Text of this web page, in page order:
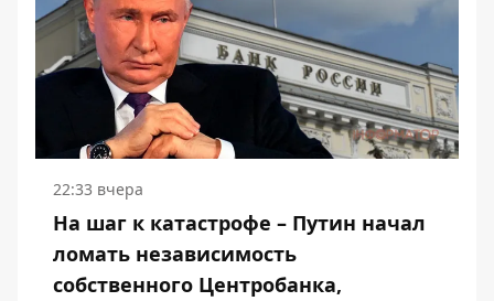
22:33 вчера
На шаг к катастрофе – Путин начал
ломать независимость
собственного Центробанка,